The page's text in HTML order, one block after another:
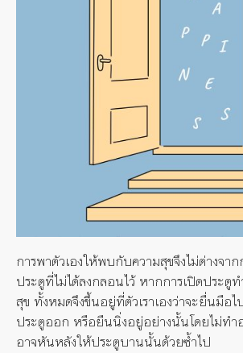
การพาตัวเองให้พบกับความสุขจึงไม่ต่างจา
ประตูที่ไม่ได้ลงกลอนไว้ หากการเปิดประตู
สุข ทั้งหมดจึงขึ้นอยู่ที่ตัวเราเองว่าจะยื่นมือ
ประตูออก หรือยืนนิ่งอยู่อย่างนั้นโดยไม่ทำ
อาจหันหลังให้ประตูบานนั้นด้วยซ้ำไป